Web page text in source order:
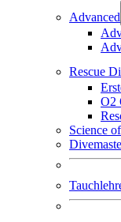
Advanced
Rescue
O2
Science